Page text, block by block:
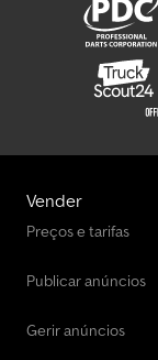
Vender
Preços e tarifas
Publicar anúncios
Gerir anúncios